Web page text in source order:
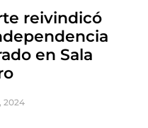
reivindicó
en Sala
2024